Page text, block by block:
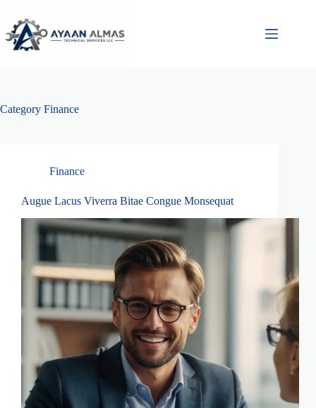
content
Category Finance
Finance
Augue Lacus Viverra Bitae Congue Monsequat